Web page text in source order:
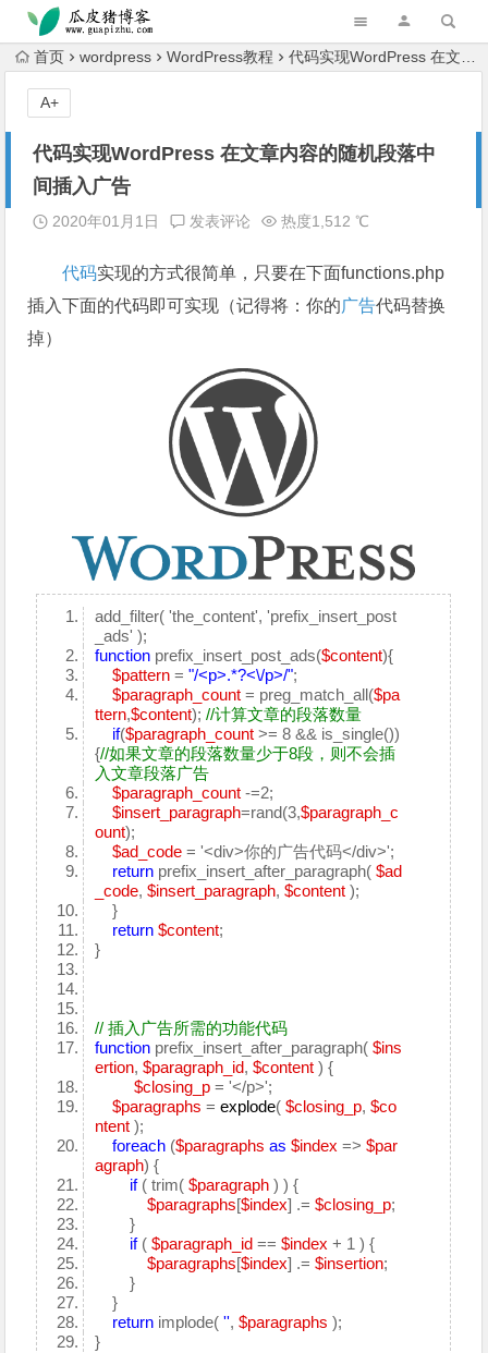
跳转到主内容
首页 wordpress WordPress教程 代码实现WordPress 在文章内容的随机段落中间插入广告
代码实现WordPress 在文章内容的随机段落中
间插入广告
2020年01月1日 发表评论 热度1,512 ℃
代码实现的方式很简单，只要在下面functions.php
插入下面的代码即可实现（记得将：你的广告代码替换
掉）
add_filter( 'the_content', 'prefix_insert_post
_ads' );
function prefix_insert_post_ads($content){
$pattern ="/<p>.*?<\/p>/";
$paragraph_count = preg_match_all($pa
ttern,$content);//计算文章的段落数量
if($paragraph_count >= 8 && is_single())
{//如果文章的段落数量少于8段，则不会插
入文章段落广告
$paragraph_count -=2;
$insert_paragraph=rand(3,$paragraph_c
ount);
$ad_code = '<div>你的广告代码</div>';
return prefix_insert_after_paragraph($ad
_code,$insert_paragraph,$content );
}
return $content;
}
// 插入广告所需的功能代码
function prefix_insert_after_paragraph($ins
ertion,$paragraph_id,$content ) {
$closing_p = '</p>';
$paragraphs =explode($closing_p,$co
ntent );
foreach ($paragraphs as $index =>$par
agraph) {
if( trim($paragraph ) ) {
$paragraphs[$index] .=$closing_p;
}
if($paragraph_id ==$index + 1 ) {
$paragraphs[$index] .=$insertion;
}
}
return implode('',$paragraphs );
}
A+